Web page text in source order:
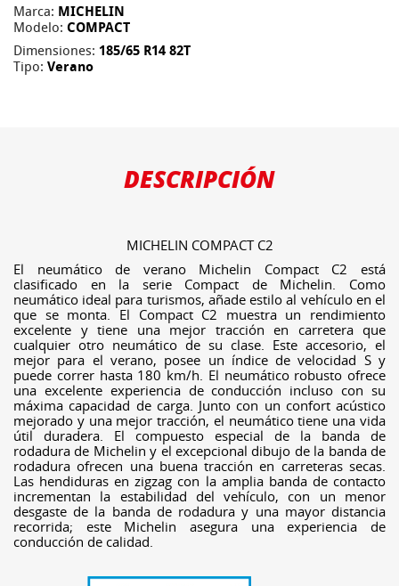
Marca: MICHELIN
Modelo: COMPACT
Dimensiones: 185/65 R14 82T
Tipo: Verano
DESCRIPCIÓN
MICHELIN COMPACT C2
El neumático de verano Michelin Compact C2 está
clasificado en la serie Compact de Michelin. Como
neumático ideal para turismos, añade estilo al vehículo en el
que se monta. El Compact C2 muestra un rendimiento
excelente y tiene una mejor tracción en carretera que
cualquier otro neumático de su clase. Este accesorio, el
mejor para el verano, posee un índice de velocidad S y
puede correr hasta 180 km/h. El neumático robusto ofrece
una excelente experiencia de conducción incluso con su
máxima capacidad de carga. Junto con un confort acústico
mejorado y una mejor tracción, el neumático tiene una vida
útil duradera. El compuesto especial de la banda de
rodadura de Michelin y el excepcional dibujo de la banda de
rodadura ofrecen una buena tracción en carreteras secas.
Las hendiduras en zigzag con la amplia banda de contacto
incrementan la estabilidad del vehículo, con un menor
desgaste de la banda de rodadura y una mayor distancia
recorrida; este Michelin asegura una experiencia de
conducción de calidad.